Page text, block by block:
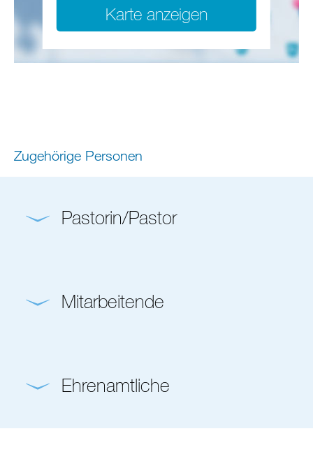
Karte anzeigen
Zugehörige Personen
Pastorin/Pastor
Mitarbeitende
Ehrenamtliche